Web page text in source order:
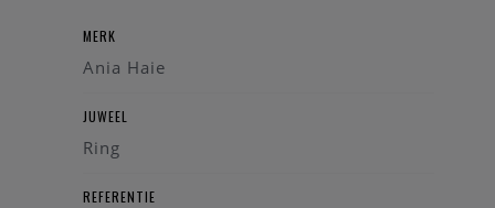
MERK
Ania Haie
JUWEEL
Ring
REFERENTIE